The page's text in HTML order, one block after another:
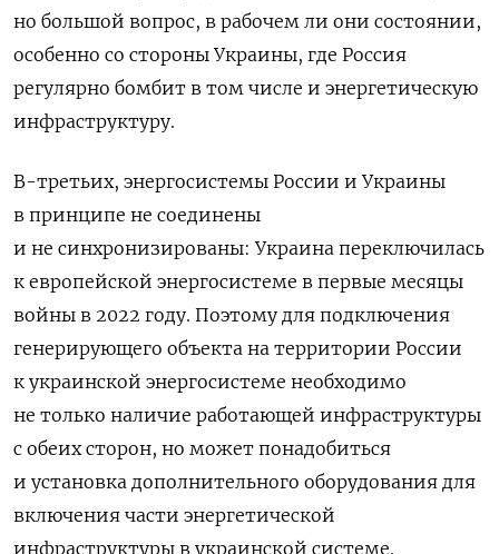
но большой вопрос, в рабочем ли они состоянии,
особенно со стороны Украины, где Россия
регулярно бомбит в том числе и энергетическую
инфраструктуру.
В-третьих, энергосистемы России и Украины
в принципе не соединены
и не синхронизированы: Украина переключилась
к европейской энергосистеме в первые месяцы
войны в 2022 году. Поэтому для подключения
генерирующего объекта на территории России
к украинской энергосистеме необходимо
не только наличие работающей инфраструктуры
с обеих сторон, но может понадобиться
и установка дополнительного оборудования для
включения части энергетической
инфраструктуры в украинской системе.